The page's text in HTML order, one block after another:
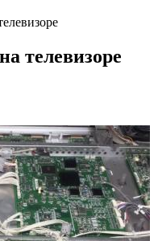
телевизоре